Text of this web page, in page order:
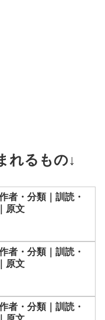
れるもの↓
者・分類｜訓読・
原文
者・分類｜訓読・
原文
者・分類｜訓読・